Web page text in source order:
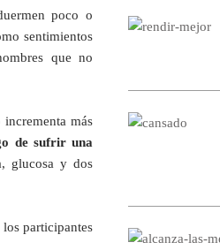
poco o
sentimientos
que no
más
de sufrir una
glucosa y dos
participantes